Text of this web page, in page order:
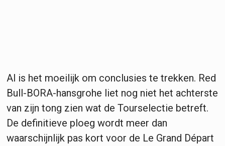
Al is het moeilijk om conclusies te trekken. Red
Bull-BORA-hansgrohe liet nog niet het achterste
van zijn tong zien wat de Tourselectie betreft.
De definitieve ploeg wordt meer dan
waarschijnlijk pas kort voor de Le Grand Départ